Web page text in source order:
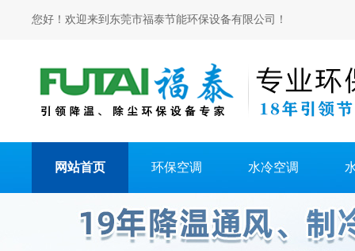
您好！欢迎来到东莞市福泰节能环保设备有限公司！
网站首页 环保空调 水冷空调